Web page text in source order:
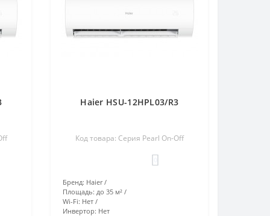
Haier HSU-12HPL03/R3
Код товара: Серия Pearl On-Off
Бренд: Haier
Площадь: до 35 м²
Wi-Fi: Нет
Инвертор: Нет